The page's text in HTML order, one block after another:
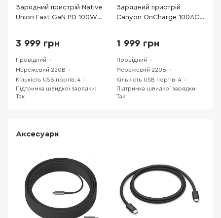
Зарядний пристрій Native
Union Fast GaN PD 100W
3 999 грн
Провідний
Мережевий 220В
Кількість USB портів: 4
Підтримка швидкої зарядки:
Так
Зарядний пристрій
Canyon OnCharge 100ACC
1 999 грн
Провідний
Мережевий 220В
Кількість USB портів: 4
Підтримка швидкої зарядки:
Так
Аксесуари